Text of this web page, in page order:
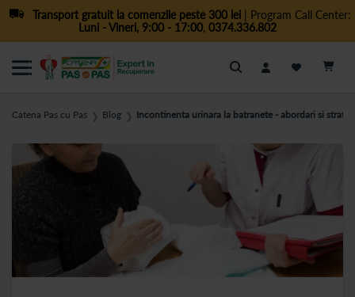
Transport gratuit la comenzile peste 300 lei| Program Call Center:
Luni - Vineri, 9:00 - 17:00, 0374.336.802
Cautare
Catena Pas cu Pas ❯ Blog ❯ Incontinenta urinara la batranete - abordari si